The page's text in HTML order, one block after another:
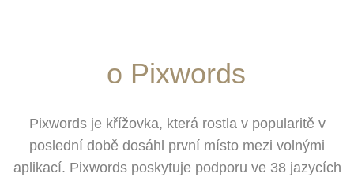
o Pixwords
Pixwords je křížovka, která rostla v popularitě v
poslední době dosáhl první místo mezi volnými
aplikací. Pixwords poskytuje podporu ve 38 jazycích